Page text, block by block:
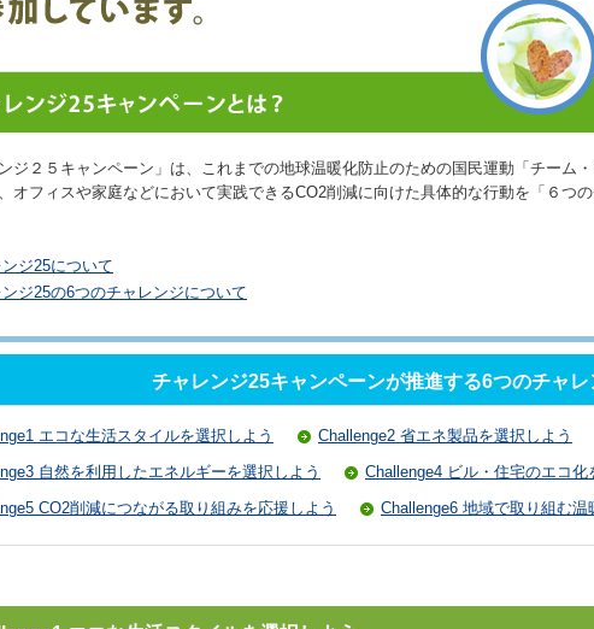
ンジ２５キャンペーン」は、これまでの地球温暖化防止のための国民運動「チー
オフィスや家庭などにおいて実践できるCO2削減に向けた具体的な行動を「６つ
ジ25について
ジ25の6つのチャレンジについて
チャレンジ25キャンペーンが推進する6つのチャ
エコな生活スタイルを選択しよう
Challenge2 省エネ製品を選択しよう
自然を利用したエネルギーを選択しよう
Challenge4 ビル・住宅のエコ化
CO2削減につながる取り組みを応援しよう
Challenge6 地域で取り組む温